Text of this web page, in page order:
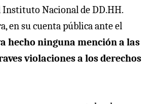
Instituto Nacional de DD.HH.
en su cuenta pública ante el
hecho ninguna mención a las
violaciones a los derechos